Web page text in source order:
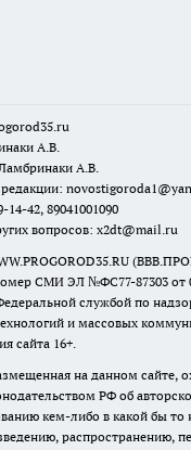
u
А.В.
А.В.
42, 89041001090
вопросов: x2dt@mail.ru
СМИ ЭЛ №ФС77-87303 от
службой по
и массовых
сайта 16+.
на данном сайте,
РФ об
кем-либо в какой бы
распространению,